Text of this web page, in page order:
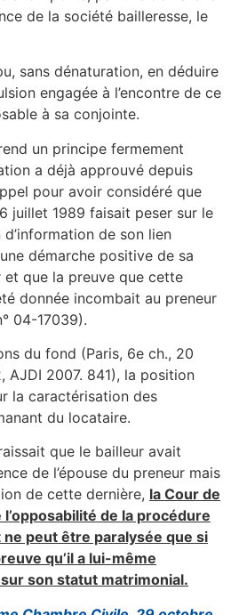
de la société bailleresse, le
sans dénaturation, en déduire
engagée à l’encontre de ce
à sa conjointe.
un principe fermement
a déjà approuvé depuis
pour avoir considéré que
juillet 1989 faisait peser sur le
de son lien
démarche positive de sa
que la preuve que cette
donnée incombait au preneur
04-17039).
du fond (Paris, 6e ch., 20
AJDI 2007. 841), la position
la caractérisation des
du locataire.
que le bailleur avait
de l’épouse du preneur mais
de cette dernière, la Cour de
de la procédure
ne peut être paralysée que si
qu’il a lui-même
son statut matrimonial.